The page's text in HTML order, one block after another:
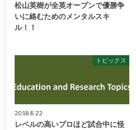
松山英樹が全英オープンで優勝争
いに絡むためのメンタルスキ
ル！！
トピックス
2018.8.22
レベルの高いプロほど試合中に怪